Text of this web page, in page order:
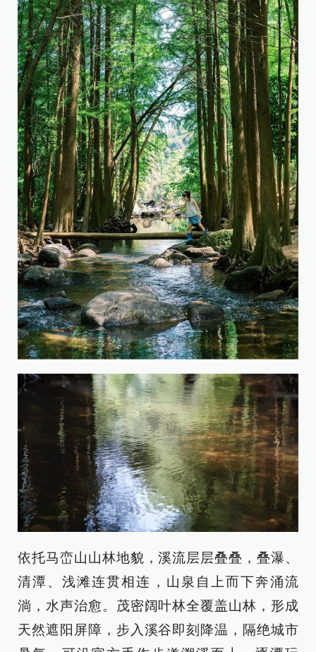
依托马峦山山林地貌，溪流层层叠叠，叠瀑、
清潭、浅滩连贯相连，山泉自上而下奔涌流
淌，水声治愈。茂密阔叶林全覆盖山林，形成
天然遮阳屏障，步入溪谷即刻降温，隔绝城市